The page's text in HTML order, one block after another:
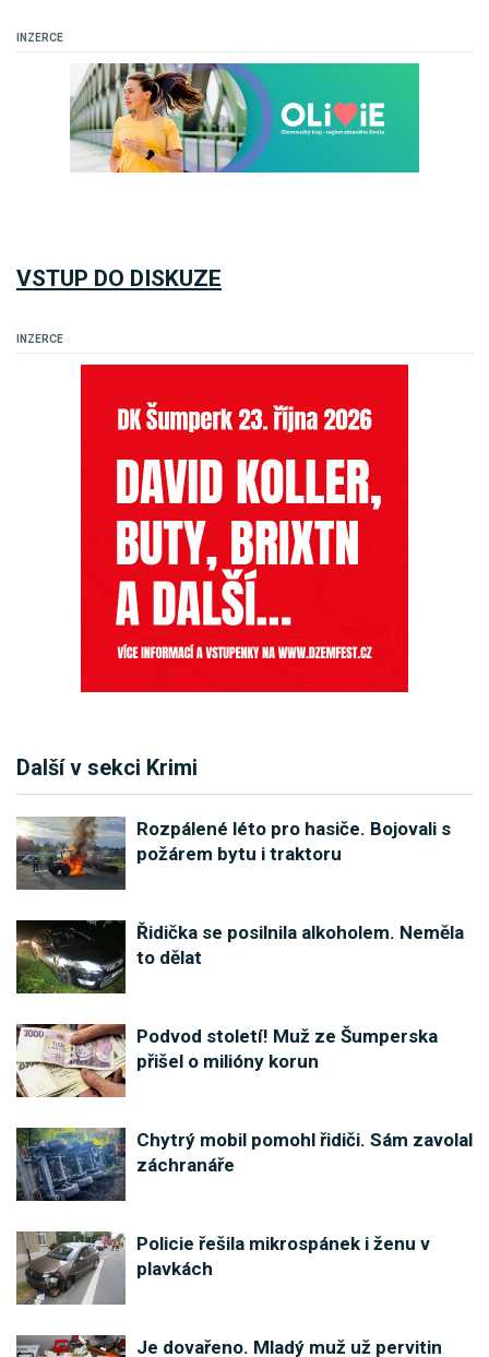
INZERCE
VSTUP DO DISKUZE
INZERCE
Další v sekci Krimi
Rozpálené léto pro hasiče. Bojovali s
požárem bytu i traktoru
Řidička se posilnila alkoholem. Neměla
to dělat
Podvod století! Muž ze Šumperska
přišel o milióny korun
Chytrý mobil pomohl řidiči. Sám zavolal
záchranáře
Policie řešila mikrospánek i ženu v
plavkách
Je dovařeno. Mladý muž už pervitin